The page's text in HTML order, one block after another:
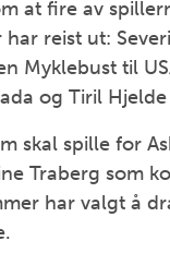
at fire av
reist ut:
Myklebust til
og Tiril
skal spille for
Traberg som
har valgt å